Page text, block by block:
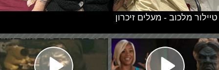
טיילור מלכוב - מעלים זיכרון